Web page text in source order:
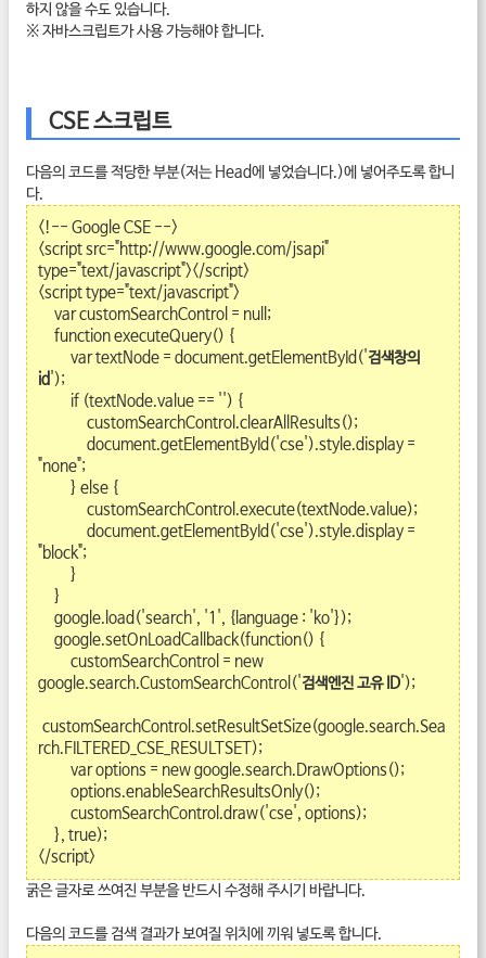
하지 않을 수도 있습니다.
※ 자바스크립트가 사용 가능해야 합니다.
CSE 스크립트
다음의 코드를 적당한 부분(저는 Head에 넣었습니다.)에 넣어주도록 합니
다.
<!-- Google CSE -->
<script src="http://www.google.com/jsapi"
type="text/javascript"></script>
<script type="text/javascript">
var customSearchControl = null;
function executeQuery() {
var textNode = document.getElementById('검색창의
id');
if (textNode.value == '') {
customSearchControl.clearAllResults();
document.getElementById('cse').style.display =
"none";
} else {
customSearchControl.execute(textNode.value);
document.getElementById('cse').style.display =
"block";
}
}
google.load('search', '1', {language : 'ko'});
google.setOnLoadCallback(function() {
customSearchControl = new
google.search.CustomSearchControl('검색엔진 고유 ID');
customSearchControl.setResultSetSize(google.search.Sea
rch.FILTERED_CSE_RESULTSET);
var options = new google.search.DrawOptions();
options.enableSearchResultsOnly();
customSearchControl.draw('cse', options);
}, true);
</script>
굵은 글자로 쓰여진 부분을 반드시 수정해 주시기 바랍니다.
다음의 코드를 검색 결과가 보여질 위치에 끼워 넣도록 합니다.